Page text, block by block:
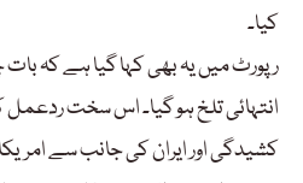
کیا۔
رپورٹ میں یہ بھی کہا گیا ہے کہ
انتہائی تلخ ہو گیا۔ اس سخت
کشیدگی اور ایران کی جانب سے